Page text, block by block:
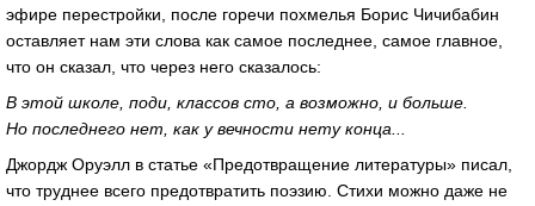
эфире перестройки, после горечи похмелья Борис Чичибабин
оставляет нам эти слова как самое последнее, самое главное,
что он сказал, что через него сказалось:
В этой школе, поди, классов сто, а возможно, и больше.
Но последнего нет, как у вечности нету конца...
Джордж Оруэлл в статье «Предотвращение литературы» писал,
что труднее всего предотвратить поэзию. Стихи можно даже не